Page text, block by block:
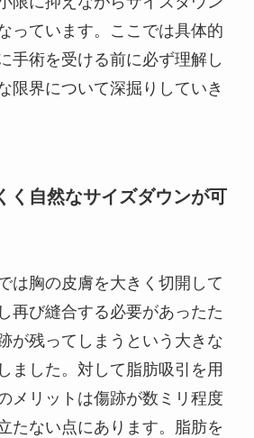
っています。ここでは具体的
手術を受ける前に必ず理解し
限界について深掘りしていき
く自然なサイズダウンが可
は胸の皮膚を大きく切開して
再び縫合する必要があったた
が残ってしまうという大きな
ました。対して脂肪吸引を用
メリットは傷跡が数ミリ程度
たない点にあります。脂肪を